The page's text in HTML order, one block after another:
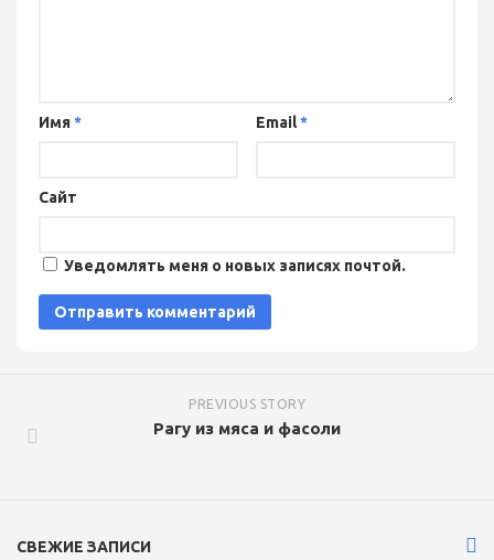
Имя* Email*
Сайт
Уведомлять меня о новых записях почтой.
PREVIOUS STORY
Рагу из мяса и фасоли
СВЕЖИЕ ЗАПИСИ